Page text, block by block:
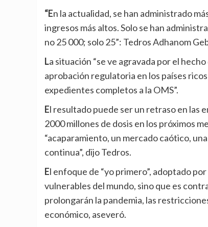
“En la actualidad, se han administrado más de 39 millones de dosis de vacunas en al menos 49 países de
ingresos más altos. Solo se han
no 25 000; solo 25”: Tedros Adhanom
La situación “se ve agravada por el hecho de que la mayoría de los fabricantes han priorizado la
aprobación regulatoria en los países
expedientes completos a la OMS”.
El resultado puede ser un retraso en las entregas para Covax -que espera distribuir equitativamente
2000 millones de dosis en los próximos
“acaparamiento, un mercado caótico,
continua”, dijo Tedros.
El enfoque de “yo primero”, adoptado por países ricos no solo deja en riesgo a las personas más pobres y
vulnerables del mundo, sino que es
prolongarán la pandemia, las
económico, aseveró.